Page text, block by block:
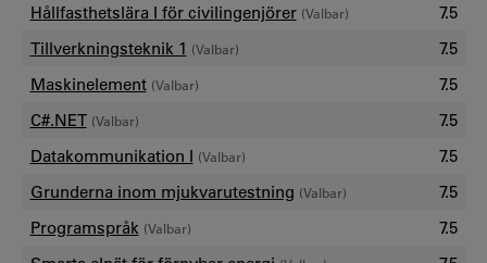
Hållfasthetslära I för civilingenjörer (Valbar)
7.5
Tillverkningsteknik 1 (Valbar)
7.5
Maskinelement (Valbar)
7.5
C#.NET (Valbar)
7.5
Datakommunikation I (Valbar)
7.5
Grunderna inom mjukvarutestning (Valbar)
7.5
Programspråk (Valbar)
7.5